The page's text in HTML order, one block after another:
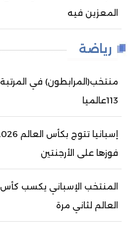
المعزين فيه
رياضة
منتخب(المرابطون) في المرتبة
113عالميا
فوزها على الأرجنتين
المنتخب الإسباني يكسب كأس
العالم لثاني مرة